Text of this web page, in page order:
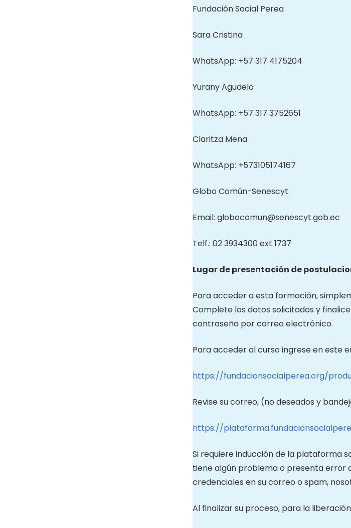
Fundación Social Perea
Sara Cristina
WhatsApp: +57 317 4175204
Yurany Agudelo
WhatsApp: +57 317 3752651
Claritza Mena
WhatsApp: +573105174167
Globo Común-Senescyt
Email: globocomun@senescyt.gob.ec
Telf.: 02 3934300 ext 1737
Lugar de presentación de
Para acceder a esta formación,
Complete los datos solicitados y
contraseña por correo electrónico.
Para acceder al curso ingrese en este
https://fundacionsocialperea.org/
Revise su correo, (no deseados y
https://
Si requiere inducción de la plataforma
tiene algún problema o presenta error
credenciales en su correo o spam,
Al finalizar su proceso, para la